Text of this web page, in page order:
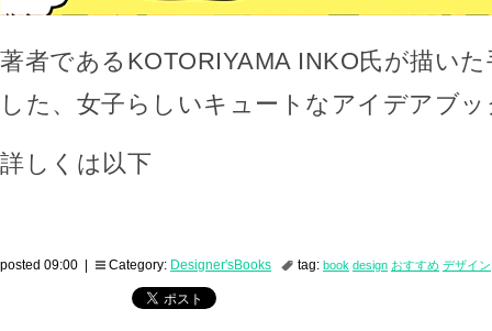
著者であるKOTORIYAMA INKO氏が描い
した、女子らしいキュートなアイデアブ
詳しくは以下
posted 09:00 | Category: Designer'sBooks tag: book design おすすめ デザイン